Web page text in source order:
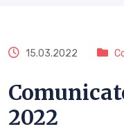
15.03.2022
2022